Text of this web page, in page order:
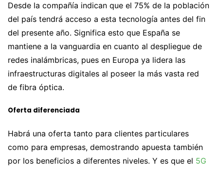
Desde la compañía indican que el 75% de la población
del país tendrá acceso a esta tecnología antes del fin
del presente año. Significa esto que España se
mantiene a la vanguardia en cuanto al despliegue de
redes inalámbricas, pues en Europa ya lidera las
infraestructuras digitales al poseer la más vasta red
de fibra óptica.
Oferta diferenciada
Habrá una oferta tanto para clientes particulares
como para empresas, demostrando apuesta también
por los beneficios a diferentes niveles. Y es que el 5G